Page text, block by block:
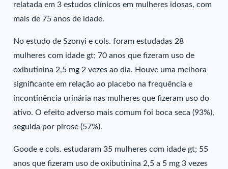
relatada em 3 estudos clínicos em mulheres idosas, com
mais de 75 anos de idade.
No estudo de Szonyi e cols. foram estudadas 28
mulheres com idade gt; 70 anos que fizeram uso de
oxibutinina 2,5 mg 2 vezes ao dia. Houve uma melhora
significante em relação ao placebo na frequência e
incontinência urinária nas mulheres que fizeram uso do
ativo. O efeito adverso mais comum foi boca seca (93%),
seguida por pirose (57%).
Goode e cols. estudaram 35 mulheres com idade gt; 55
anos que fizeram uso de oxibutinina 2,5 a 5 mg 3 vezes